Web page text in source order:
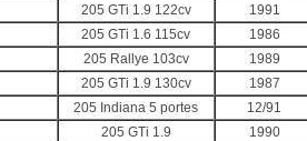
205 GTi 1.9 122cv
1991
205 GTi 1.6 115cv
1986
205 Rallye 103cv
1989
205 GTi 1.9 130cv
1987
205 Indiana 5 portes
12/91
205 GTi 1.9
1990